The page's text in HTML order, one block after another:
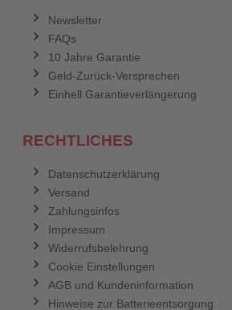
Newsletter
FAQs
10 Jahre Garantie
Geld-Zurück-Versprechen
Einhell Garantieverlängerung
RECHTLICHES
Datenschutzerklärung
Versand
Zahlungsinfos
Impressum
Widerrufsbelehrung
Cookie Einstellungen
AGB und Kundeninformation
Hinweise zur Batterieentsorgung